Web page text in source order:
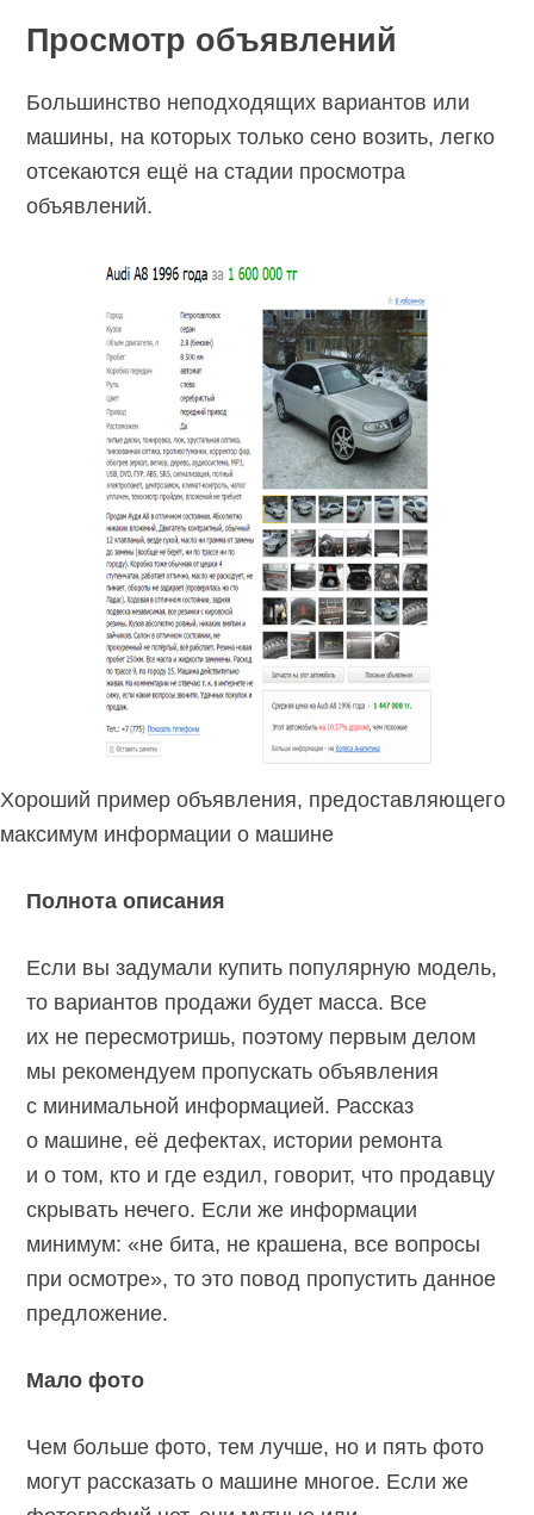
Просмотр объявлений
Большинство неподходящих вариантов или
машины, на которых только сено возить, легко
отсекаются ещё на стадии просмотра
объявлений.
Хороший пример объявления, предоставляющего
максимум информации о машине
Полнота описания
Если вы задумали купить популярную модель,
то вариантов продажи будет масса. Все
их не пересмотришь, поэтому первым делом
мы рекомендуем пропускать объявления
с минимальной информацией. Рассказ
о машине, её дефектах, истории ремонта
и о том, кто и где ездил, говорит, что продавцу
скрывать нечего. Если же информации
минимум: «не бита, не крашена, все вопросы
при осмотре», то это повод пропустить данное
предложение.
Мало фото
Чем больше фото, тем лучше, но и пять фото
могут рассказать о машине многое. Если же